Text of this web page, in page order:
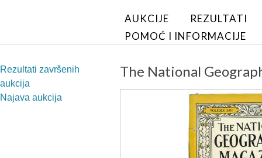
AUKCIJE
REZULTATI
POMOĆ I INFORMACIJE
Rezultati završenih
aukcija
Najava aukcija
The National